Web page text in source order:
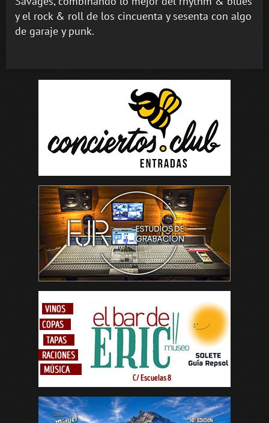
y el rock & roll de los cincuenta y sesenta con algo
de garaje y punk.